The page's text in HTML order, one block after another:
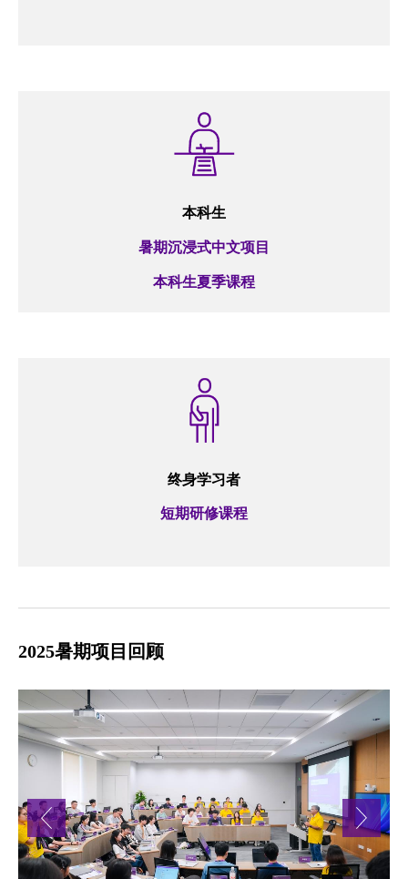
本科生
暑期沉浸式中文项目
本科生夏季课程
终身学习者
短期研修课程
2025暑期项目回顾